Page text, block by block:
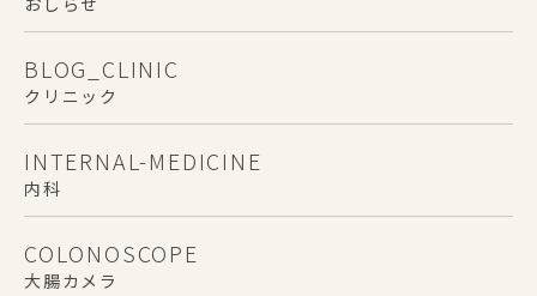
BLOG_CLINIC
クリニック
INTERNAL-MEDICINE
内科
COLONOSCOPE
大腸カメラ